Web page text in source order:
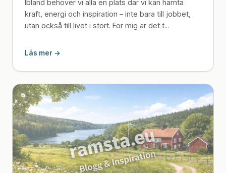
Ibland behöver vi alla en plats där vi kan hämta
kraft, energi och inspiration – inte bara till jobbet,
utan också till livet i stort. För mig är det t...
Läs mer →